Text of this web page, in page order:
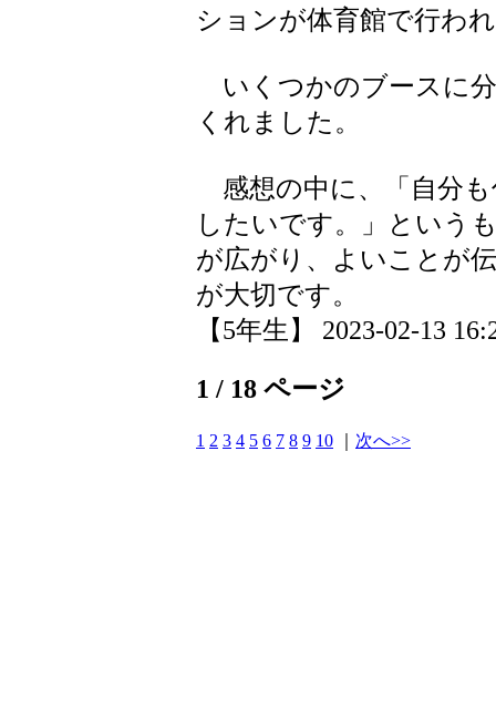
ションが体育館で行わ
いくつかのブースに
くれました。
感想の中に、「自分
したいです。」という
が広がり、よいことが
が大切です。
【5年生】 2023-02-13
1 / 18 ページ
1 2 3 4 5 6 7 8 9 10 次へ>>